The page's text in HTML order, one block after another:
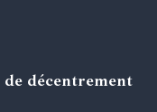
de décentrement